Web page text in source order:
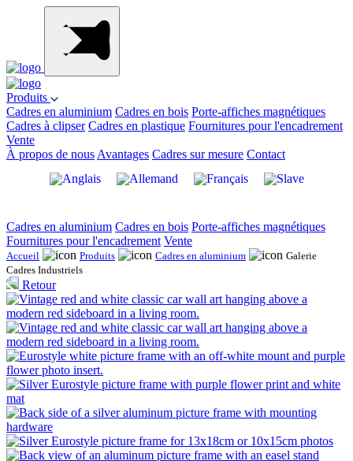
Produits
Cadres en aluminium Cadres en bois Porte-affiches magnétiques
Cadres à clipser Cadres en plastique Fournitures pour l'encadrement
Vente
À propos de nous Avantages Cadres sur mesure Contact
Cadres en aluminium Cadres en bois Porte-affiches magnétiques
Fournitures pour l'encadrement Vente
Accueil Produits Cadres en aluminium
Galerie
Cadres Industriels
Retour